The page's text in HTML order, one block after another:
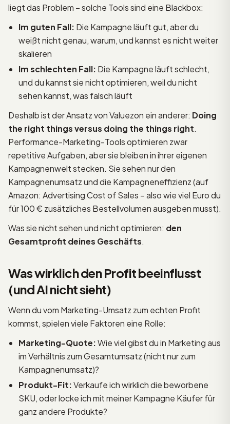
liegt das Problem – solche Tools sind eine Blackbox:
Im guten Fall: Die Kampagne läuft gut, aber du
weißt nicht genau, warum, und kannst es nicht weiter
skalieren
Im schlechten Fall: Die Kampagne läuft schlecht,
und du kannst sie nicht optimieren, weil du nicht
sehen kannst, was falsch läuft
Deshalb ist der Ansatz von Valuezon ein anderer: Doing
the right things versus doing the things right.
Performance-Marketing-Tools optimieren zwar
repetitive Aufgaben, aber sie bleiben in ihrer eigenen
Kampagnenwelt stecken. Sie sehen nur den
Kampagnenumsatz und die Kampagneneffizienz (auf
Amazon: Advertising Cost of Sales – also wie viel Euro du
für 100 € zusätzliches Bestellvolumen ausgeben musst).
Was sie nicht sehen und nicht optimieren: den
Gesamtprofit deines Geschäfts.
Was wirklich den Profit beeinflusst
(und AI nicht sieht)
Wenn du vom Marketing-Umsatz zum echten Profit
kommst, spielen viele Faktoren eine Rolle:
Marketing-Quote:Wie viel gibst du in Marketing aus
im Verhältnis zum Gesamtumsatz (nicht nur zum
Kampagnenumsatz)?
Produkt-Fit:Verkaufe ich wirklich die beworbene
SKU, oder locke ich mit meiner Kampagne Käufer für
ganz andere Produkte?